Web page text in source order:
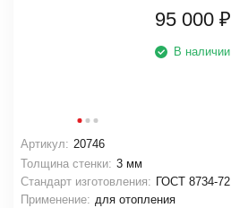
95 000 ₽
В наличии
Артикул: 20746
Толщина стенки: 3 мм
Стандарт изготовления: ГОСТ 8734-72
Применение: для отопления